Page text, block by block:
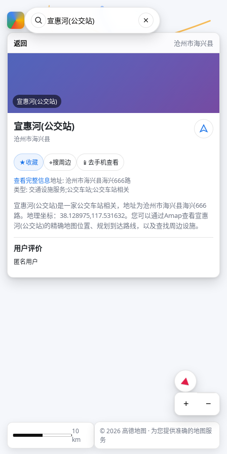
返回 沧州市海兴县
宣惠河(公交站)
宣惠河(公交站)
沧州市海兴县
★收藏 ⌖搜周边 📱 去手机查看
查看完整信息地址: 沧州市海兴县海兴666路
类型: 交通设施服务;公交车站;公交车站相关
宣惠河(公交站)是一家公交车站相关，地址为沧州市海兴县海兴666
路。地理坐标：38.128975,117.531632。您可以通过Amap查看宣惠
河(公交站)的精确地图位置、规划到达路线，以及查找周边设施。
用户评价
匿名用户
+ −
10
km
© 2026 高德地图 · 为您提供准确的地图服
务